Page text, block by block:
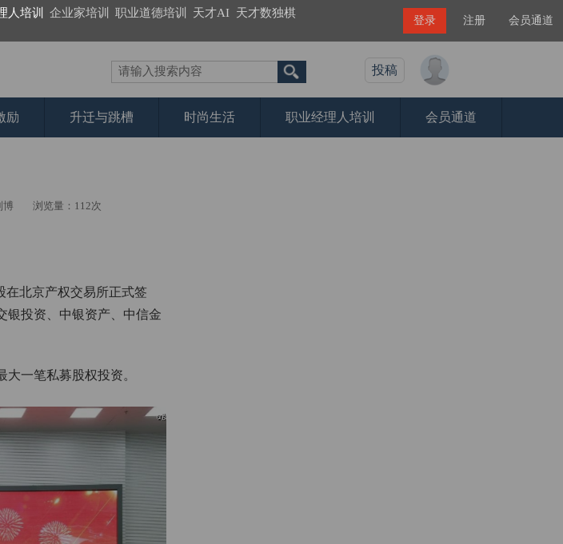
人培训 企业家培训 职业道德培训 天才AI 天才数独棋
会员通道
注册
登录
投稿
励 升迁与跳槽 时尚生活 职业经理人培训 会员通道
博 浏览量：112次
在北京产权交易所正式签
银投资、中银资产、中信金
一笔私募股权投资。